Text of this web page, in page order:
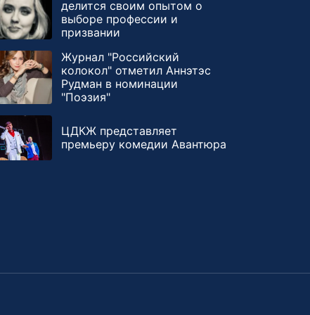
делится своим опытом о
выборе профессии и
призвании
Журнал "Российский
колокол" отметил Аннэтэс
Рудман в номинации
"Поэзия"
ЦДКЖ представляет
премьеру комедии Авантюра